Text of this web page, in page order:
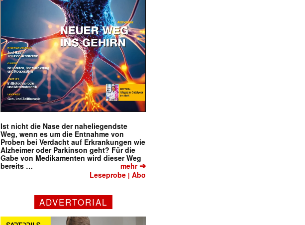
Ist nicht die Nase der naheliegendste
Weg, wenn es um die Entnahme von
Proben bei Verdacht auf Erkrankungen wie
Alzheimer oder Parkinson geht? Für die
Gabe von Medikamenten wird dieser Weg
bereits …
mehr➔
Leseprobe |Abo
ADVERTORIAL